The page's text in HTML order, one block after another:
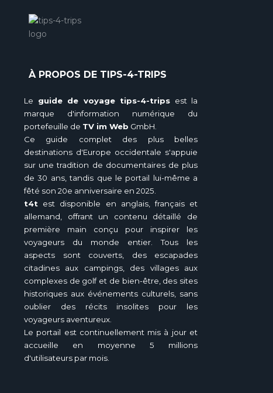
À PROPOS DE TIPS-4-TRIPS
Le guide de voyage tips-4-trips est la
marque d'information numérique du
portefeuille de TV im Web GmbH.
Ce guide complet des plus belles
destinations d'Europe occidentale s'appuie
sur une tradition de documentaires de plus
de 30 ans, tandis que le portail lui-même a
fêté son 20e anniversaire en 2025.
t4t est disponible en anglais, français et
allemand, offrant un contenu détaillé de
première main conçu pour inspirer les
voyageurs du monde entier. Tous les
aspects sont couverts, des escapades
citadines aux campings, des villages aux
complexes de golf et de bien-être, des sites
historiques aux événements culturels, sans
oublier des récits insolites pour les
voyageurs aventureux.
Le portail est continuellement mis à jour et
accueille en moyenne 5 millions
d'utilisateurs par mois.